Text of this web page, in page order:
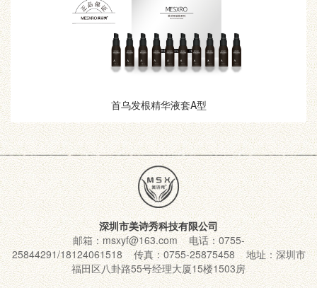
首乌发根精华液套A型
深圳市美诗秀科技有限公司
邮箱：msxyf@163.com 电话：0755-
25844291/18124061518 传真：0755-25875458 地址：深圳市
福田区八卦路55号经理大厦15楼1503房